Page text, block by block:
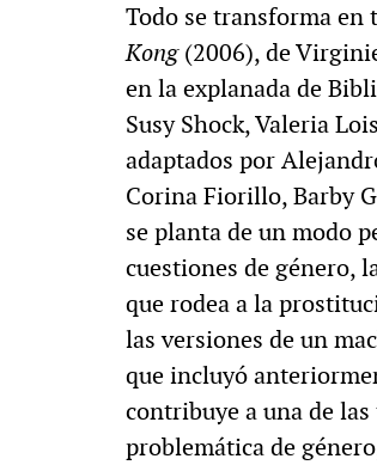
Todo se transforma en
Kong(2006), de
en la explanada de
Susy Shock, Valeria
adaptados por
Corina Fiorillo, Barby
se planta de un modo
cuestiones de género,
que rodea a la
las versiones de un
que incluyó
contribuye a una de
problemática de